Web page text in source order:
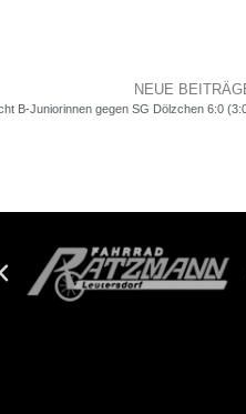
NEUE
B-Juniorinnen gegen SG Dölzchen 6:0